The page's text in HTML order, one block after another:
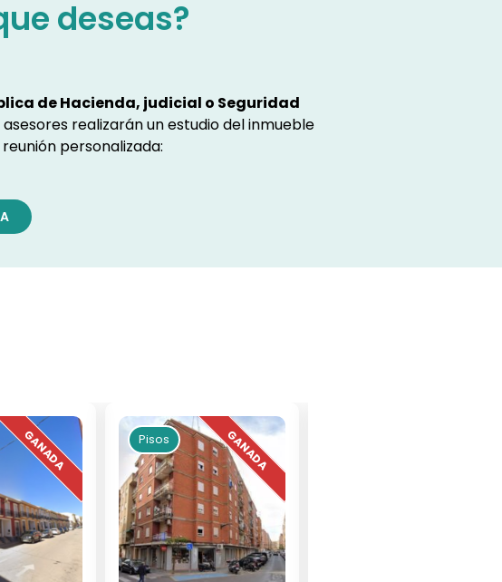
deseas?
de Hacienda, judicial o Seguridad
realizarán un estudio del inmueble
personalizada:
Pisos